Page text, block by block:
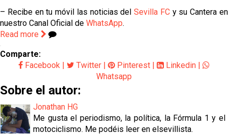
– Recibe en tu móvil las noticias delSevilla FCy su Cantera en
nuestro Canal Oficial de WhatsApp.
Read more
Comparte:
Facebook | Twitter | Pinterest | Linkedin |
Whatsapp
Sobre el autor:
Jonathan HG
Me gusta el periodismo, la política, la Fórmula 1 y el
motociclismo. Me podéis leer en elsevillista.